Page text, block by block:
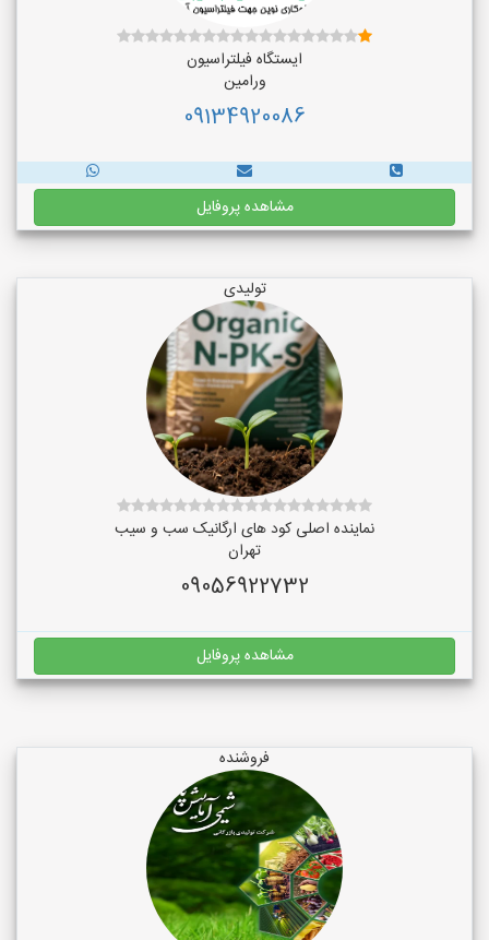
ایستگاه فیلتراسیون
ورامین
09134920086
مشاهده پروفایل
تولیدی
نماینده اصلی کود های ارگانیک سب و سیب
تهران
09056922732
مشاهده پروفایل
فروشنده